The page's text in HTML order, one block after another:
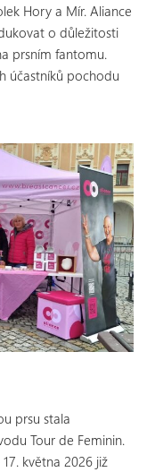
Hory a Mír. Aliance
o důležitosti
prsním fantomu.
účastníků pochodu
prsu stala
Tour de Feminin.
května 2026 již